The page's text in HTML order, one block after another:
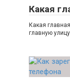
Какая
Какая
главную